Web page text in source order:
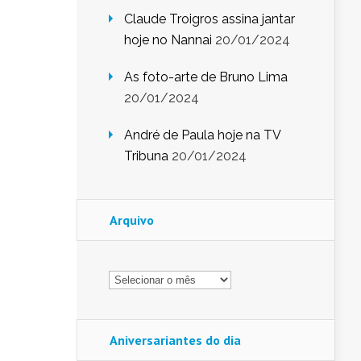
Claude Troigros assina jantar
hoje no Nannai 20/01/2024
As foto-arte de Bruno Lima
20/01/2024
André de Paula hoje na TV
Tribuna 20/01/2024
Arquivo
Arquivo
Aniversariantes do dia